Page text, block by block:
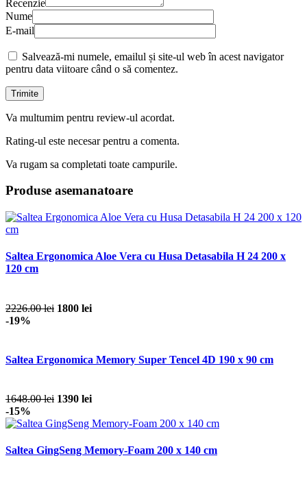
Recenzie
Nume
E-mail
Salvează-mi numele, emailul și site-ul web în acest navigator
pentru data viitoare când o să comentez.
Va multumim pentru review-ul acordat.
Rating-ul este necesar pentru a comenta.
Va rugam sa completati toate campurile.
Produse asemanatoare
Saltea Ergonomica Aloe Vera cu Husa Detasabila H 24 200 x
120 cm
2226.00 lei 1800 lei
-19%
Saltea Ergonomica Memory Super Tencel 4D 190 x 90 cm
1648.00 lei 1390 lei
-15%
Saltea GingSeng Memory-Foam 200 x 140 cm